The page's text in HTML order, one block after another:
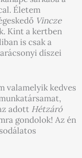
Életem
Vincze
Kint a kertben
is csak a
díszei
valamelyik kedves
adott Hétzáró
gondolok! Az én